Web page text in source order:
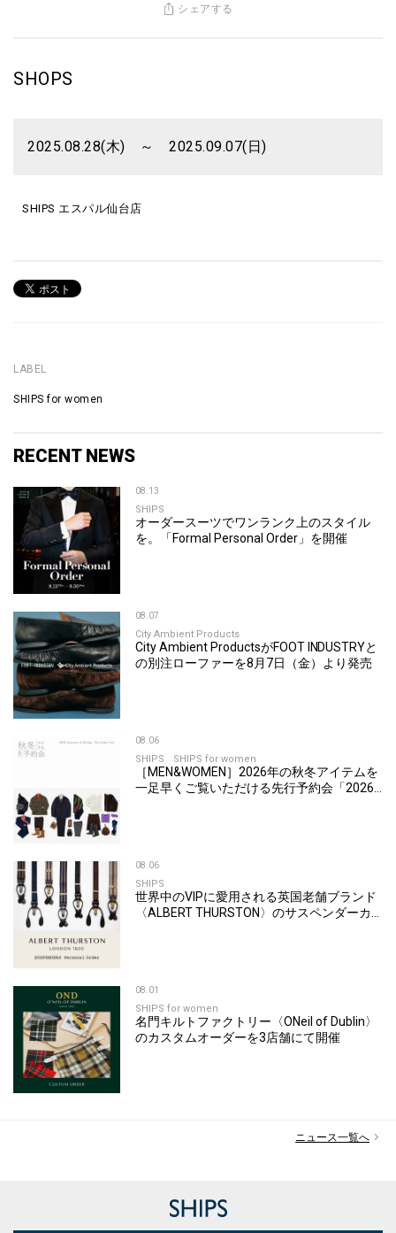
シェアする
SHOPS
2025.08.28(木) ～ 2025.09.07(日)
SHIPS エスパル仙台店
LABEL
SHIPS for women
RECENT NEWS
08.13
SHIPS
オーダースーツでワンランク上のスタイル
を。「Formal Personal Order」を開催
08.07
City Ambient Products
City Ambient ProductsがFOOT INDUSTRYと
の別注ローファーを8月7日（金）より発売
08.06
SHIPS SHIPS for women
［MEN&WOMEN］2026年の秋冬アイテムを
一足早くご覧いただける先行予約会「2026
08.06
SHIPS
世界中のVIPに愛用される英国老舗ブランド
〈ALBERT THURSTON〉のサスペンダーカ
08.01
SHIPS for women
名門キルトファクトリー〈ONeil of Dublin〉
のカスタムオーダーを3店舗にて開催
ニュース一覧へ